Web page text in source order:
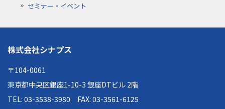
セミナー・イベント
株式会社シナプス
〒104-0061
東京都中央区銀座1-10-3 銀座DTビル 2階
TEL: 03-3538-3980 FAX: 03-3561-6125